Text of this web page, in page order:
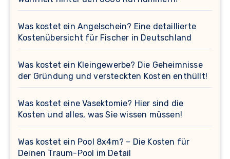
Was kostet ein Angelschein? Eine detaillierte
Kostenübersicht für Fischer in Deutschland
Was kostet ein Kleingewerbe? Die Geheimnisse
der Gründung und versteckten Kosten enthüllt!
Was kostet eine Vasektomie? Hier sind die
Kosten und alles, was Sie wissen müssen!
Was kostet ein Pool 8x4m? – Die Kosten für
Deinen Traum-Pool im Detail